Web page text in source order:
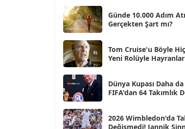
Nis 2025 [56]
Mar 2025
Şub 2025 [57]
Oca 2025
Ara 2024 [25]
Kas 2024
Eki 2024 [46]
Günde 10.000 Adım
Gerçekten Şart mı?
Tom Cruise'u Böyle
Yeni Rolüyle
Dünya Kupası Daha
FIFA'dan 64 Takımlık
2026 Wimbledon'da
Değişmedi! Jannik